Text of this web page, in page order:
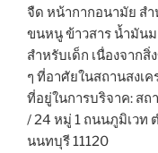
จืด หน้ากากอนามัย ส
ขนหนู ข้าวสาร น้ำมัน
สำหรับเด็ก เนื่องจาก
ๆ ที่อาศัยในสถานสงเค
ที่อยู่ในการบริจาค: สถ
/ 24 หมู่ 1 ถนนภูมิเวท
นนทบุรี 11120